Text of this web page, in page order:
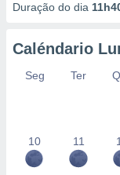
Duração do dia
Caléndario
Seg Ter
10 11